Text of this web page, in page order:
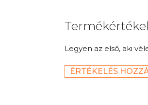
Legyen az első, aki
ÉRTÉKELÉS